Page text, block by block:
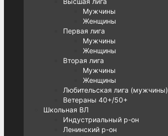
Мужчины
Женщины
Первая лига
Мужчины
Женщины
Вторая лига
Мужчины
Женщины
Любительская лига (мужчины)
Ветераны 40+/50+
Школьная ВЛ
Индустриальный р-он
Ленинский р-он